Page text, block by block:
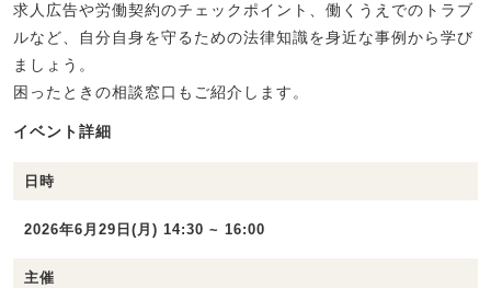
求人広告や労働契約のチェックポイント、働くうえでのトラブ
ルなど、自分自身を守るための法律知識を身近な事例から学び
ましょう。
困ったときの相談窓口もご紹介します。
イベント詳細
日時
2026年6月29日(月) 14:30 ~ 16:00
主催